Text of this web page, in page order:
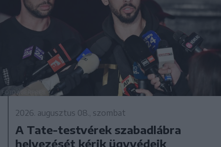
2026. augusztus 08., szombat
A Tate-testvérek szabadlábra
helyezését kérik ügyvédeik